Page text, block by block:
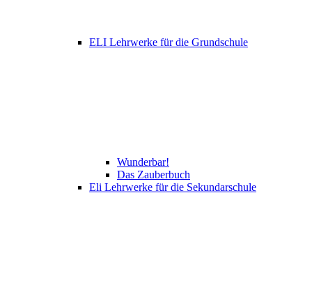
ELI Lehrwerke für die Grundschule
Wunderbar!
Das Zauberbuch
Eli Lehrwerke für die Sekundarschule